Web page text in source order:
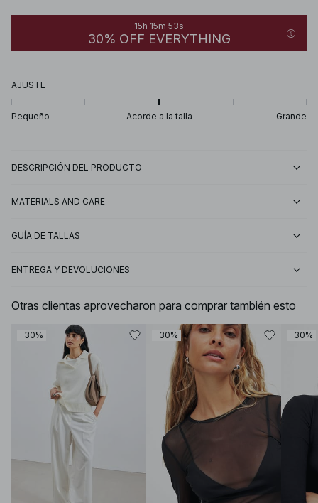
15h 15m 53s
30% OFF EVERYTHING
AJUSTE
Pequeño Acorde a la talla Grande
DESCRIPCIÓN DEL PRODUCTO
MATERIALS AND CARE
GUÍA DE TALLAS
ENTREGA Y DEVOLUCIONES
Otras clientas aprovecharon para comprar también esto
-30% -30% -30%